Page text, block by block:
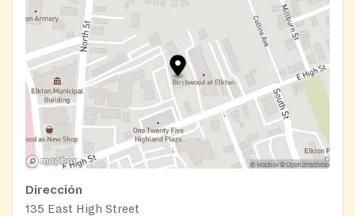
Dirección
135 East High Street